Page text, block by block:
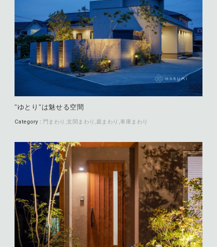
”ゆとり”は魅せる空間
Category : 門まわり 玄関まわり 庭まわり 車庫まわり